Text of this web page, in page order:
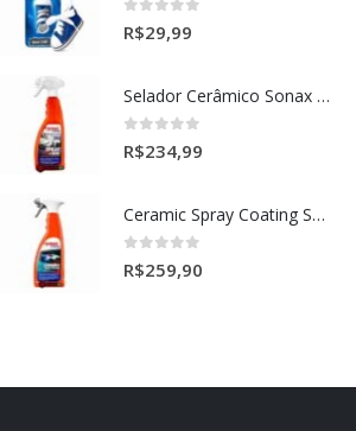
out of 5
R$29,99
Selador Cerâmico Sonax Xtreme Ceramic Spray + Seal (750ml)
out of 5
R$234,99
Ceramic Spray Coating Sonax 750ml
out of 5
R$259,90